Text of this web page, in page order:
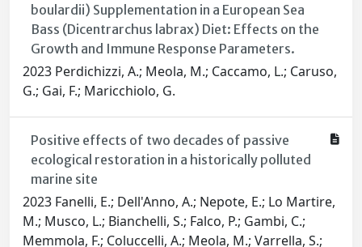
boulardii) Supplementation in a European Sea
Bass (Dicentrarchus labrax) Diet: Effects on the
Growth and Immune Response Parameters.
2023 Perdichizzi, A.; Meola, M.; Caccamo, L.; Caruso,
G.; Gai, F.; Maricchiolo, G.
Positive effects of two decades of passive
ecological restoration in a historically polluted
marine site
2023 Fanelli, E.; Dell'Anno, A.; Nepote, E.; Lo Martire,
M.; Musco, L.; Bianchelli, S.; Falco, P.; Gambi, C.;
Memmola, F.; Coluccelli, A.; Meola, M.; Varrella, S.;